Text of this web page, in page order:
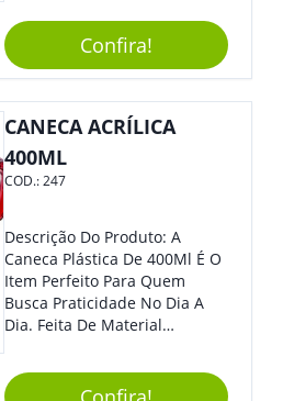
Resistente, Com A Qualidade
Que Os Colaboradores
Buscam, E O Design É
Moderno, Destacando Ainda
Mais Sua Marca.
Confira!
CANECA ACRÍLICA
400ML
COD.:247
Descrição Do Produto: A
Caneca Plástica De 400Ml É O
Item Perfeito Para Quem
Busca Praticidade No Dia A
Dia. Feita De Material
Caneca É Ideal Para Ser
Utilizada Em Casa, No